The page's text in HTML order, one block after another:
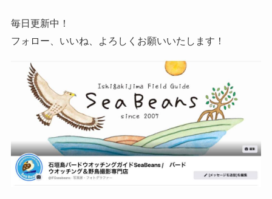
毎日更新中！
フォロー、いいね、よろしくお願いいたします！